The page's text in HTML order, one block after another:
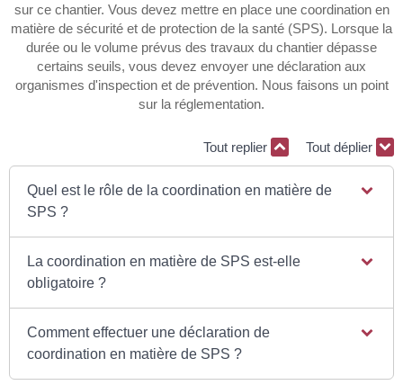
sur ce chantier. Vous devez mettre en place une coordination en
matière de sécurité et de protection de la santé (SPS). Lorsque la
durée ou le volume prévus des travaux du chantier dépasse
certains seuils, vous devez envoyer une déclaration aux
organismes d'inspection et de prévention. Nous faisons un point
sur la réglementation.
Tout replier Tout déplier
Quel est le rôle de la coordination en matière de
SPS ?
La coordination en matière de SPS est-elle
obligatoire ?
Comment effectuer une déclaration de
coordination en matière de SPS ?